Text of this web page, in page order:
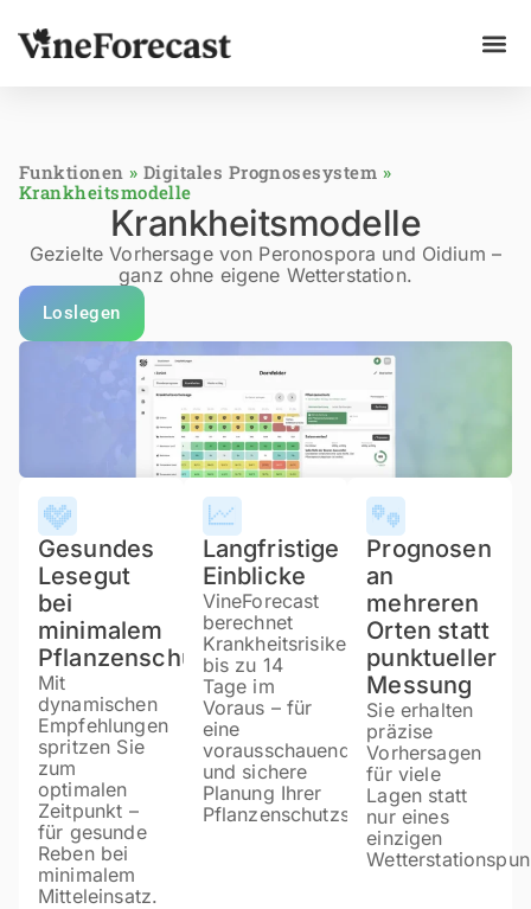
Funktionen » Digitales Prognosesystem »
Krankheitsmodelle
Krankheitsmodelle
Gezielte Vorhersage von Peronospora und Oidium –
ganz ohne eigene Wetterstation.
Loslegen
Gesundes
Lesegut
bei
minimalem
Pflanzenschutz
Mit
dynamischen
Empfehlungen
spritzen Sie
zum
optimalen
Zeitpunkt –
für gesunde
Reben bei
minimalem
Mitteleinsatz.
Langfristige
Einblicke
VineForecast
berechnet
Krankheitsrisiken
bis zu 14
Tage im
Voraus – für
eine
vorausschauende
und sichere
Planung Ihrer
Pflanzenschutzstrategien.
Prognosen
an
mehreren
Orten statt
punktueller
Messung
Sie erhalten
präzise
Vorhersagen
für viele
Lagen statt
nur eines
einzigen